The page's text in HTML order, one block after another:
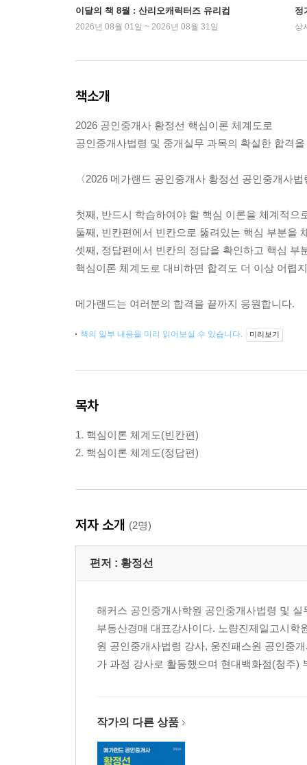
이달의 책 8월 : 산리오캐릭터즈 유리컵
2026년 08월 01일 ~ 2026년 08월 31일
정
상
책소개
2026 공인중개사 황정선 핵심이론 체계도로
공인중개사법령 및 중개실무 과목의 확실한 합격
〈2026 메가랜드 공인중개사 황정선 공인중개사
첫째, 반드시 학습하여야 할 핵심 이론을 체계적으
둘째, 빈칸편에서 빈칸으로 뚫려있는 핵심 부분을
셋째, 정답편에서 빈칸의 정답을 확인하고 핵심 부
핵심이론 체계도로 대비하면 합격도 더 이상 어렵
메가랜드는 여러분의 합격을 끝까지 응원합니다.
책의 일부 내용을 미리 읽어보실 수 있습니다. 미리보기
목차
1. 핵심이론 체계도(빈칸편)
2. 핵심이론 체계도(정답편)
저자 소개 (2명)
편저 : 황정선
해커스 공인중개사학원 공인중개사법령 및
부동산경매 대표강사이다. 노량진제일고시
원 공인중개사법령 강사, 웅진패스원 공인중
가 과정 강사로 활동했으며 현대백화점(청주)
작가의 다른 상품